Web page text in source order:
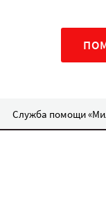
Служба помощи